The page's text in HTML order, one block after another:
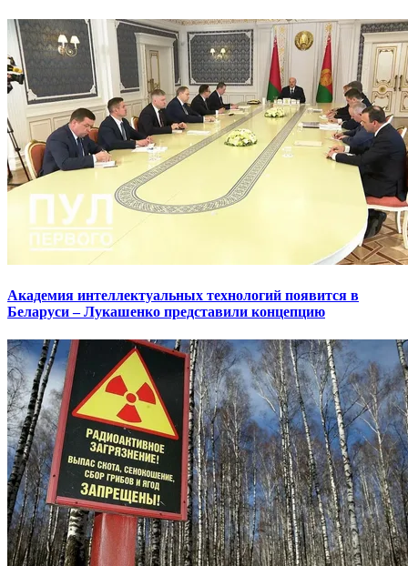
Академия интеллектуальных технологий появится в
Беларуси – Лукашенко представили концепцию